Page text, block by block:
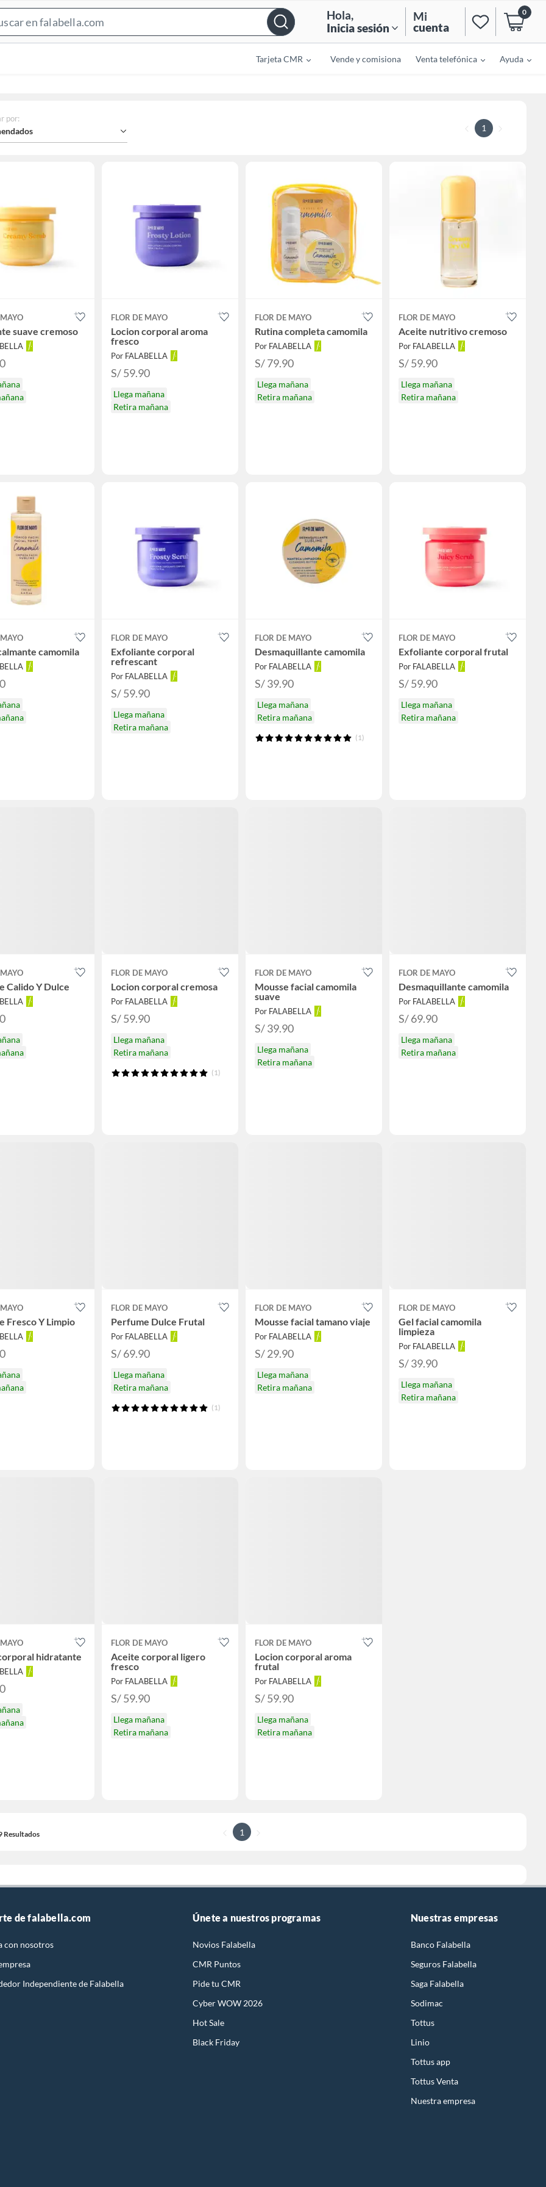
Bar
Hola,
Inicia sesión
Mi
cuenta
0
Tarjeta CMR Vende y comisiona Venta telefónica Ayuda
por:
1
suave cremoso
FLOR DE MAYO
Locion corporal aroma
fresco
Por FALABELLA
S/ 59.90
Llega mañana
Retira mañana
FLOR DE MAYO
Rutina completa camomila
Por FALABELLA
S/ 79.90
Llega mañana
Retira mañana
FLOR DE MAYO
Aceite nutritivo cremoso
Por FALABELLA
S/ 59.90
Llega mañana
Retira mañana
camomila
FLOR DE MAYO
Exfoliante corporal
refrescant
Por FALABELLA
S/ 59.90
Llega mañana
Retira mañana
FLOR DE MAYO
Desmaquillante camomila
Por FALABELLA
S/ 39.90
Llega mañana
Retira mañana
(1)
FLOR DE MAYO
Exfoliante corporal frutal
Por FALABELLA
S/ 59.90
Llega mañana
Retira mañana
Calido Y Dulce
FLOR DE MAYO
Locion corporal cremosa
Por FALABELLA
S/ 59.90
Llega mañana
Retira mañana
(1)
FLOR DE MAYO
Mousse facial camomila
suave
Por FALABELLA
S/ 39.90
Llega mañana
Retira mañana
FLOR DE MAYO
Desmaquillante camomila
Por FALABELLA
S/ 69.90
Llega mañana
Retira mañana
Fresco Y Limpio
FLOR DE MAYO
Perfume Dulce Frutal
Por FALABELLA
S/ 69.90
Llega mañana
Retira mañana
(1)
FLOR DE MAYO
Mousse facial tamano viaje
Por FALABELLA
S/ 29.90
Llega mañana
Retira mañana
FLOR DE MAYO
Gel facial camomila
limpieza
Por FALABELLA
S/ 39.90
Llega mañana
Retira mañana
hidratante
FLOR DE MAYO
Aceite corporal ligero
fresco
Por FALABELLA
S/ 59.90
Llega mañana
Retira mañana
FLOR DE MAYO
Locion corporal aroma
frutal
Por FALABELLA
S/ 59.90
Llega mañana
Retira mañana
Resultados 1
de falabella.com
con nosotros
Independiente de Falabella
Únete a nuestros programas
Novios Falabella
CMR Puntos
Pide tu CMR
Cyber WOW 2026
Hot Sale
Black Friday
Nuestras empresas
Banco Falabella
Seguros Falabella
Saga Falabella
Sodimac
Tottus
Linio
Tottus app
Tottus Venta
Nuestra empresa